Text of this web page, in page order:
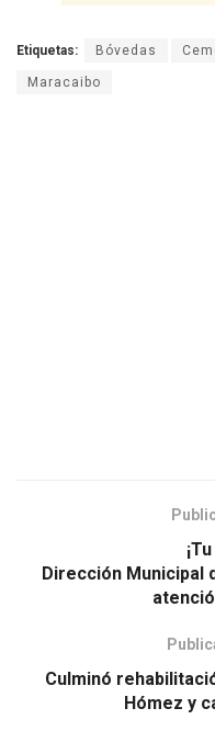
Etiquetas: Bóvedas
Maracaibo
Dirección Municipal
Culminó
Hómez y